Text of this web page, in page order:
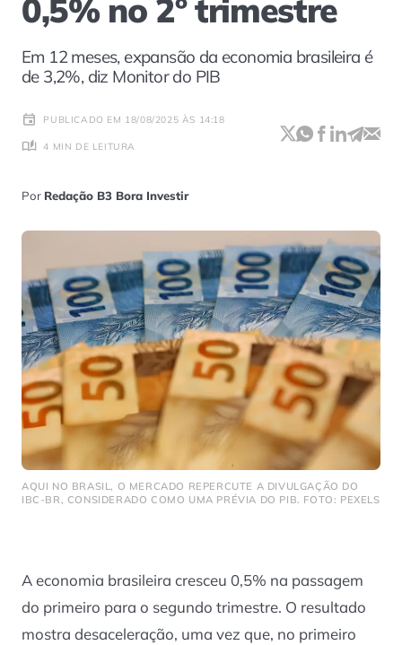
0,5% no 2º trimestre
Em 12 meses, expansão da economia brasileira é
de 3,2%, diz Monitor do PIB
PUBLICADO EM 18/08/2025 ÀS 14:18
4 MIN DE LEITURA
Por Redação B3 Bora Investir
AQUI NO BRASIL, O MERCADO REPERCUTE A DIVULGAÇÃO DO
IBC-BR, CONSIDERADO COMO UMA PRÉVIA DO PIB. FOTO: PEXELS
A economia brasileira cresceu 0,5% na passagem
do primeiro para o segundo trimestre. O resultado
mostra desaceleração, uma vez que, no primeiro